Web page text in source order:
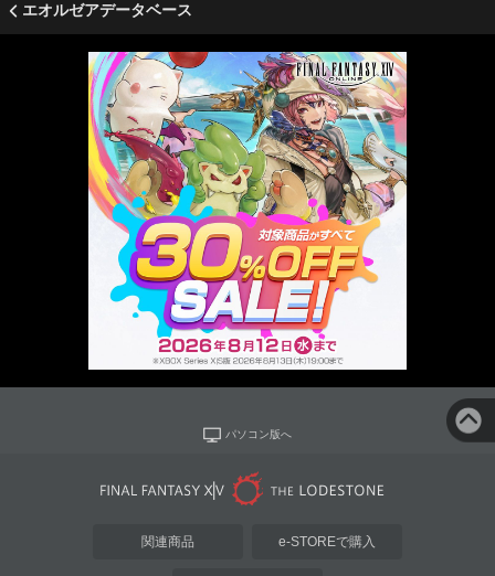
エオルゼアデータベース
パソコン版へ
関連商品 e-STOREで購入